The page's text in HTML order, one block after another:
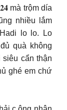
mà trộm día
nhiều lắm
lo lo. Lo
quà không
cẩn thận
ghé em chứ